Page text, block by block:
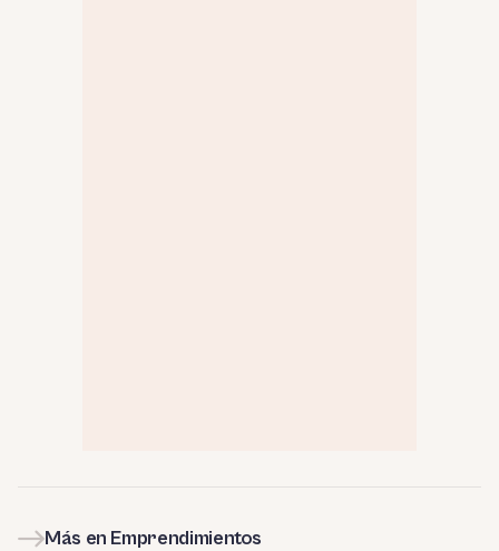
Más en Emprendimientos